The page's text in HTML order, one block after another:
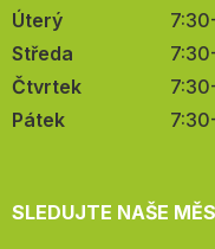
Úterý
Středa
Čtvrtek
Pátek
SLEDUJTE NAŠE